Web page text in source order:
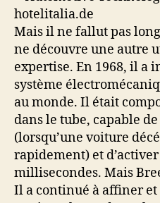
Mais il ne fallut pas
ne découvre une autre
expertise. En 1968, il a
système
au monde. Il était
dans le tube, capable
(lorsqu’une voiture
rapidement) et
millisecondes. Mais
Il a continué à affiner